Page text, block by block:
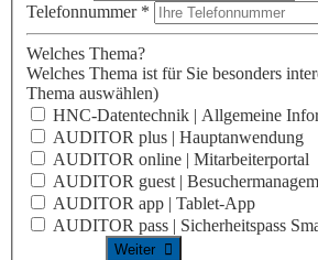
Telefonnummer *
Welches Thema?
Welches Thema ist für Sie besonders
Thema auswählen)
HNC-Datentechnik | Allgemeine
AUDITOR plus | Hauptanwendung
AUDITOR online | Mitarbeiterportal
AUDITOR guest |
AUDITOR app | Tablet-App
AUDITOR pass | Sicherheitspass